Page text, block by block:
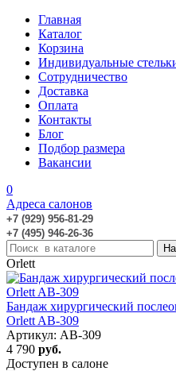
Главная
Каталог
Корзина
Индивидуальные
Сотрудничество
Доставка
Оплата
Контакты
Блог
Подбор размера
Вакансии
0
Адреса салонов
+7 (929) 956-81-29
+7 (495) 946-26-36
Orlett
Бандаж хирургический
Orlett AB-309
Артикул: AB-309
4 790 руб.
Доступен в салоне